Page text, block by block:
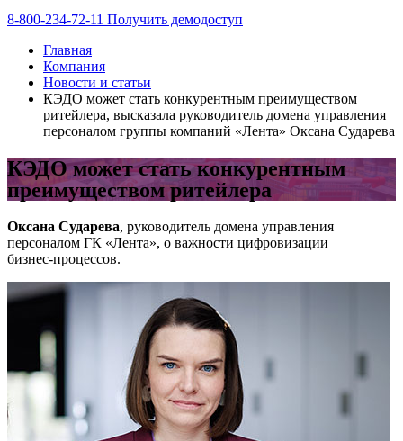
8-800-234-72-11 Получить демодоступ
Главная
Компания
Новости и статьи
КЭДО может стать конкурентным преимуществом
ритейлера, высказала руководитель домена управления
персоналом группы компаний «Лента» Оксана Сударева
КЭДО может стать конкурентным
преимуществом ритейлера
Оксана Сударева, руководитель домена управления
персоналом ГК «Лента», о важности цифровизации
бизнес-процессов.